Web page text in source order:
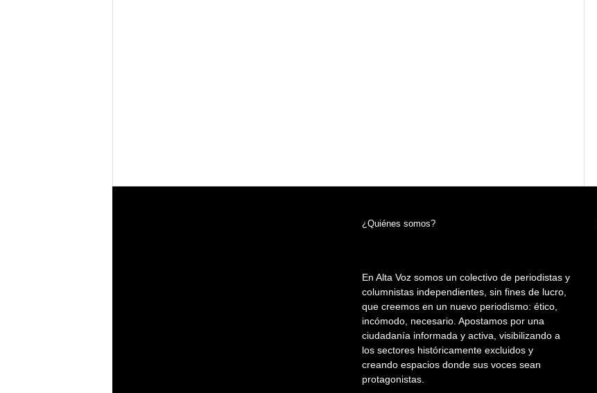
¿Quiénes somos?
En Alta Voz somos un colectivo de periodistas y
columnistas independientes, sin fines de lucro,
que creemos en un nuevo periodismo: ético,
incómodo, necesario. Apostamos por una
ciudadanía informada y activa, visibilizando a
los sectores históricamente excluidos y
creando espacios donde sus voces sean
protagonistas.